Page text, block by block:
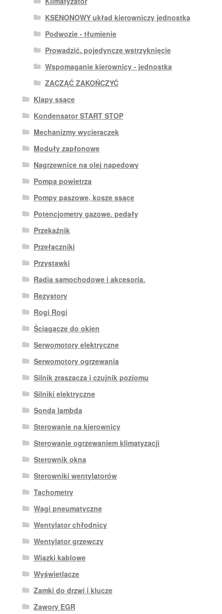
KSENONOWY układ kierowniczy jednostka
Podwozie - tłumienie
Prowadzić. pojedyncze wstrzyknięcie
Wspomaganie kierownicy - jednostka
ZACZĄĆ ZAKOŃCZYĆ
Klapy ssące
Kondensator START STOP
Mechanizmy wycieraczek
Moduły zapłonowe
Nagrzewnice na olej napędowy
Pompa powietrza
Pompy paszowe, kosze ssące
Potencjometry gazowe. pedały
Przekaźnik
Przełączniki
Przystawki
Radia samochodowe i akcesoria.
Rezystory
Rogi Rogi
Ściągacze do okien
Serwomotory elektryczne
Serwomotory ogrzewania
Silnik zraszacza i czujnik poziomu
Silniki elektryczne
Sonda lambda
Sterowanie na kierownicy
Sterowanie ogrzewaniem klimatyzacji
Sterownik okna
Sterowniki wentylatorów
Tachometry
Wagi pneumatyczne
Wentylator chłodnicy
Wentylator grzewczy
Wiązki kablowe
Wyświetlacze
Zamki do drzwi i klucze
Zawory EGR